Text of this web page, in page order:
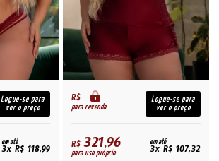
Logue-se para
ver o preço
em até
3x R$ 118,99
R$
para revenda
Logue-se para
ver o preço
R$321,96
para uso próprio
em até
3x R$ 107,32